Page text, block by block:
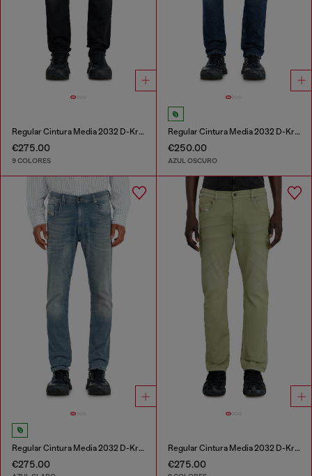
Regular Cintura Media 2032 D-Krooley-BW Joggjeans®
€275.00
9 COLORES
Regular Cintura Media 2032 D-Krooley-BW Joggjeans®
€250.00
AZUL OSCURO
Regular Cintura Media 2032 D-Krooley-BW Joggjeans®
€275.00
Regular Cintura Media 2032 D-Krooley-BW Joggjeans®
€275.00